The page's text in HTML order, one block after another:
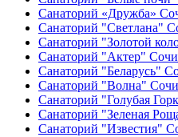
Санаторий «Дружба»
Санаторий "Светлана"
Санаторий "Золотой
Санаторий "Актер" Сочи
Санаторий "Беларусь"
Санаторий "Волна" Сочи
Санаторий "Голубая
Санаторий "Зеленая
Санаторий "Известия"